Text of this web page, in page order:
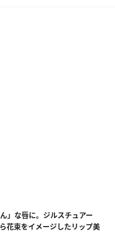
」な唇に。ジルスチュアー
花束をイメージしたリップ美